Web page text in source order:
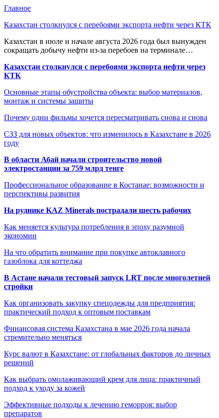
Главное
Казахстан столкнулся с перебоями экспорта нефти через КТК
Казахстан в июле и начале августа 2026 года был вынужден
сокращать добычу нефти из-за перебоев на терминале…
Казахстан столкнулся с перебоями экспорта нефти через
КТК
Основные этапы обустройства объекта: выбор материалов,
монтаж и системы защиты
Почему одни фильмы хочется пересматривать снова и снова
СЗЗ для новых объектов: что изменилось в Казахстане в 2026
году
В области Абай начали строительство новой
электростанции за 759 млрд тенге
Профессиональное образование в Костанае: возможности и
перспективы развития
На руднике KAZ Minerals пострадали шесть рабочих
Как меняется культура потребления в эпоху разумной
экономии
На что обратить внимание при покупке автоклавного
газоблока для коттеджа
В Астане начали тестовый запуск LRT после многолетней
стройки
Как организовать закупку спецодежды для предприятия:
практический подход к оптовым поставкам
Финансовая система Казахстана в мае 2026 года начала
стремительно меняться
Курс валют в Казахстане: от глобальных факторов до личных
решений
Как выбрать омолаживающий крем для лица: практичный
подход к уходу за кожей
Эффективные подходы к лечению геморроя: выбор
препаратов